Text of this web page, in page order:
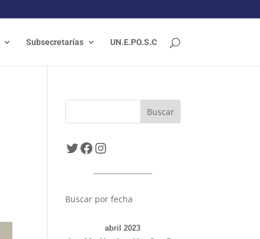
Subsecretarías UN.E.PO.S.C
Twitter
Facebook
Instagram
Buscar por fecha
abril 2023